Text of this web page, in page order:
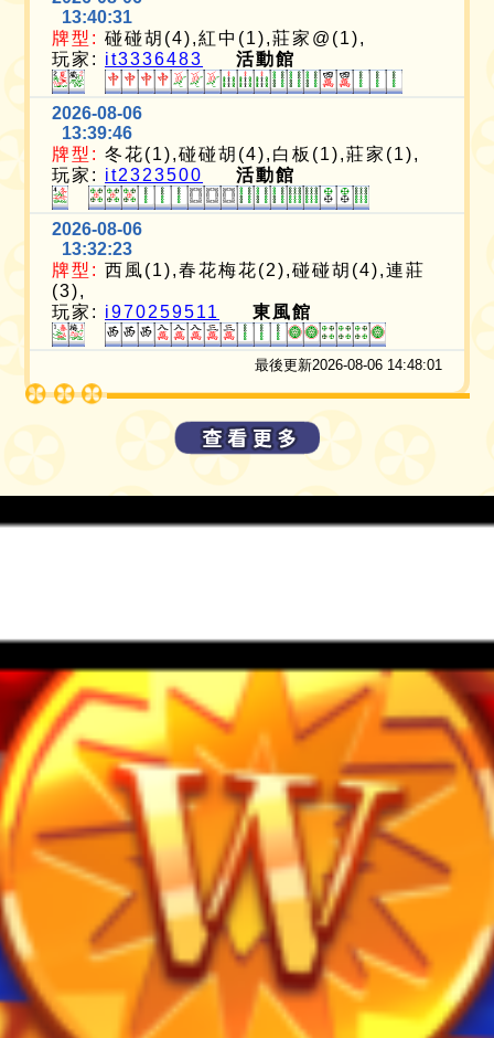
13:40:31
牌型: 碰碰胡(4),紅中(1),莊家@(1),
玩家: it3336483 活動館
2026-08-06
13:39:46
牌型: 冬花(1),碰碰胡(4),白板(1),莊家(1),
玩家: it2323500 活動館
2026-08-06
13:32:23
牌型: 西風(1),春花梅花(2),碰碰胡(4),連莊
(3),
玩家: i970259511 東風館
最後更新2026-08-06 14:48:01